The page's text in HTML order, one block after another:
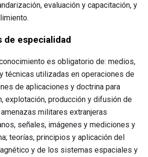
evaluación y capacitación, y
de especialidad
es obligatorio de: medios,
técnicas utilizadas en operaciones de
de aplicaciones y doctrina para
explotación, producción y difusión de
militares extranjeras
señales, imágenes y mediciones y
teorías, principios y aplicación del
y de los sistemas espaciales y